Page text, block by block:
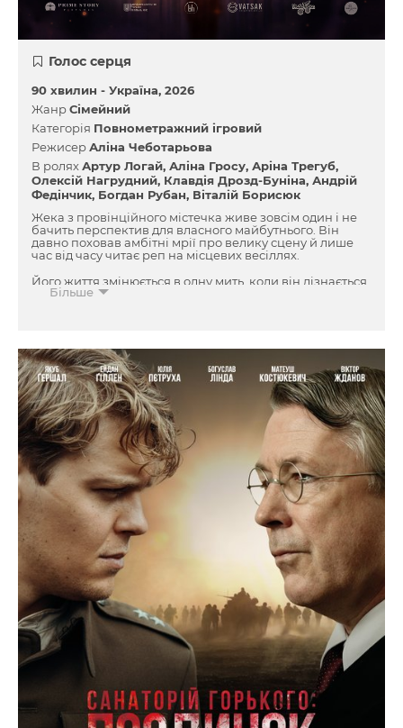
Голос серця
90 хвилин - Україна 2026
ЖанрСімейний
Категорія Повнометражний ігровий
РежисерАліна Чеботарьова
В роляхАртур Логай Аліна Гросу Аріна Трегуб
Олексій Нагрудний Клавдія Дрозд-Буніна Андрій
Федінчик Богдан Рубан Віталій Борисюк
Жека з провінційного містечка живе зовсім один і не
бачить перспектив для власного майбутнього. Він
давно поховав амбітні мрії про велику сцену й лише
час від часу читає реп на місцевих весіллях.
Його життя змінюється в одну мить, коли він дізнається
про існування восьмирічної доньки в столиці. Жека
Глянцевий і цинічний світ телебачення стає для нього
єдиним шансом бути почутим власною донькою,
виправити помилки минулого та знайти справжнє
кохання.
Більше